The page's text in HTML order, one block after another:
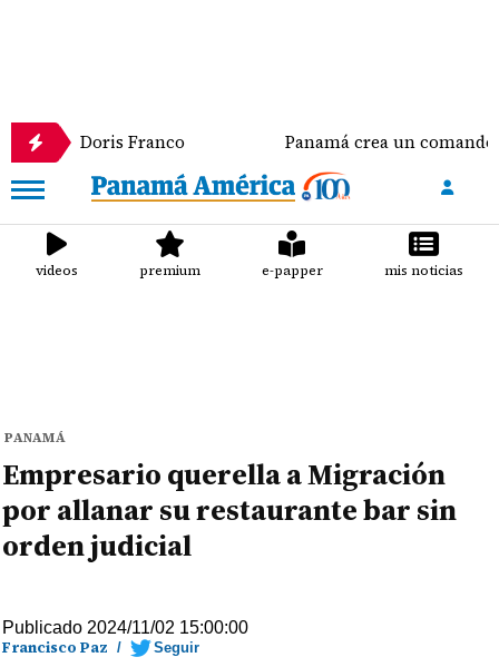
Doris Franco Panamá crea un comando
videos premium e-papper mis noticias
PANAMÁ
Empresario querella a Migración
por allanar su restaurante bar sin
orden judicial
Publicado 2024/11/02 15:00:00
Francisco Paz / Seguir